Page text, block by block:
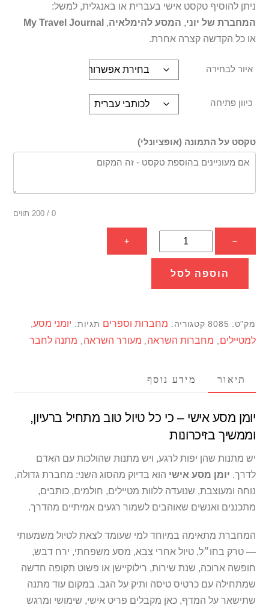
ניתן להוסיף טקסט אישי בעברית או באנגלית, למשל:
המחברת של יוני, המסע להימלאיה,
My Travel Journal
או כל הקדשה קצרה אחרת.
איור לבחירה
כיוון פתיחה
טקסט על התמונה (אופציונלי)
0/ 200 תווים
−
של
קשה
ואיור
לבחירה
+
הוספה לסל
מק"ט: 8085 קטגוריה: מחברות וספרים תגיות: יומני מסע,
למטיילים מחברות השראה מעורר השראה מתנה לחבר
תיאור מידע נוסף
יומן מסע אישי – כי כל טיול טוב מתחיל ברעיון,
וממשיך בזיכרונות
יש מתנות שהן יפות לרגע, ויש מתנות שהולכות עם האדם
לדרך. יומן מסע אישי הוא בדיוק מהסוג השני: מחברת גדולה,
נוחה ומעוצבת, שנועדה ללוות מטיילים, חולמים, כותבים,
מתכננים ואנשים שאוהבים לשמור רגעים אמיתיים מהדרך.
המחברת מתאימה במיוחד למי שעומד לצאת לטיול משמעותי
— טרק בחו״ל, טיול אחרי צבא, מסע משפחתי, ירח דבש,
חופשה ארוכה, שנת שירות, רילוקיישן או פשוט תקופה חדשה
שמתחילה עם כרטיס טיסה ותיק על הגב. במקום עוד מתנה
שתישאר על המדף, כאן מקבלים פריט אישי, שימושי ומרגש